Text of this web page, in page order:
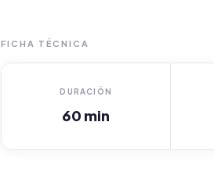
FICHA TÉCNICA
DURACIÓN
60 min